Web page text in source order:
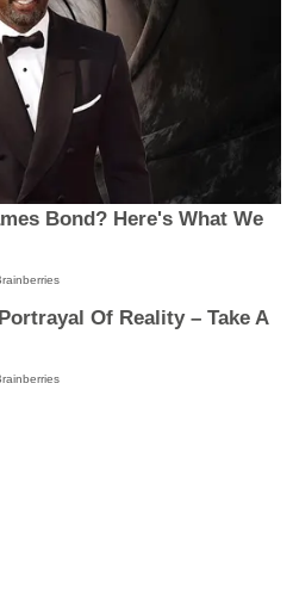
Bond? Here's What We
Of Reality – Take A